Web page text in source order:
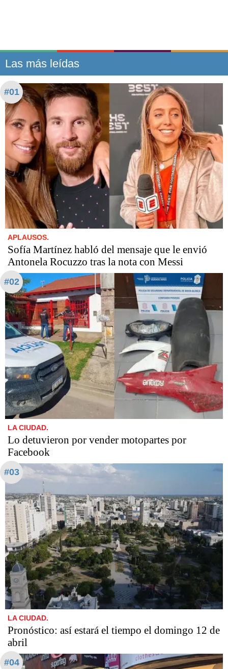
Las más leídas
#01
APLAUSOS.
Sofía Martínez habló del mensaje que le envió
Antonela Rocuzzo tras la nota con Messi
#02
LA CIUDAD.
Lo detuvieron por vender motopartes por
Facebook
#03
LA CIUDAD.
Pronóstico: así estará el tiempo el domingo 12 de
abril
#04